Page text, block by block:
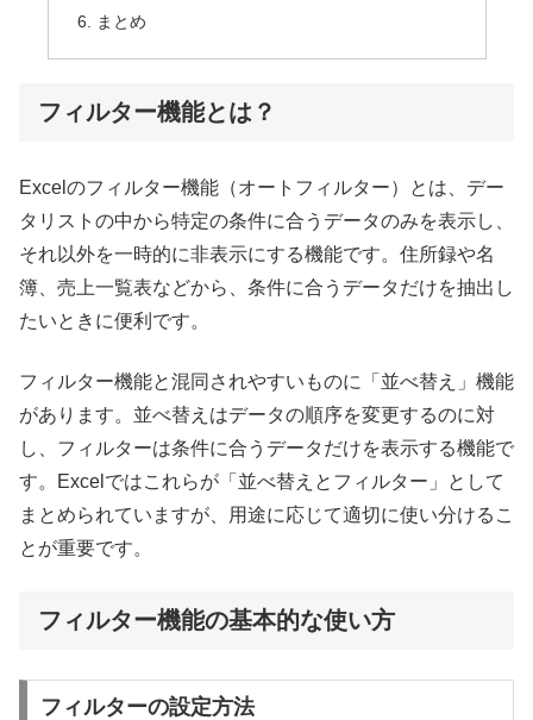
まとめ
フィルター機能とは？
Excelのフィルター機能（オートフィルター）とは、デー
タリストの中から特定の条件に合うデータのみを表示し、
それ以外を一時的に非表示にする機能です。住所録や名
簿、売上一覧表などから、条件に合うデータだけを抽出し
たいときに便利です。
フィルター機能と混同されやすいものに「並べ替え」機能
があります。並べ替えはデータの順序を変更するのに対
し、フィルターは条件に合うデータだけを表示する機能で
す。Excelではこれらが「並べ替えとフィルター」として
まとめられていますが、用途に応じて適切に使い分けるこ
とが重要です。
フィルター機能の基本的な使い方
フィルターの設定方法